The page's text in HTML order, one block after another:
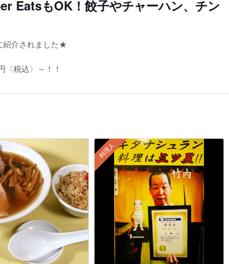
EatsもOK！餃子やチャーハン、チン
紹介されました★
〈税込〉～！！
料理人